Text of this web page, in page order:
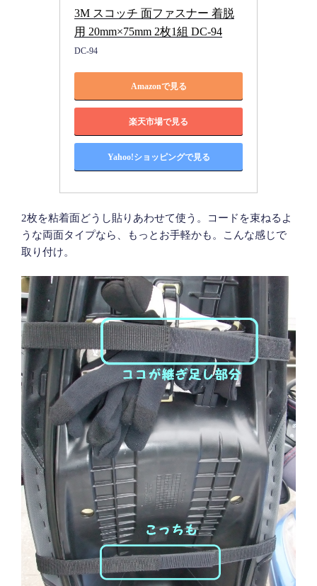
3M スコッチ 面ファスナー 着脱
用 20mm×75mm 2枚1組 DC-94
DC-94
Amazonで見る
楽天市場で見る
Yahoo!ショッピングで見る
2枚を粘着面どうし貼りあわせて使う。コードを束ねるよ
うな両面タイプなら、もっとお手軽かも。こんな感じで
取り付け。